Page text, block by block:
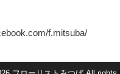
f.mitsuba/